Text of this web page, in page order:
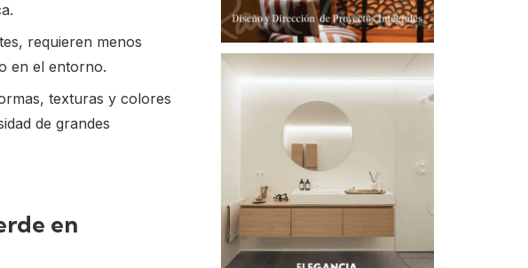
requieren menos
en el entorno.
texturas y colores
de grandes
en